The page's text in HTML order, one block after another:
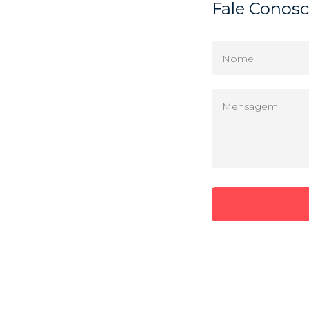
Fale